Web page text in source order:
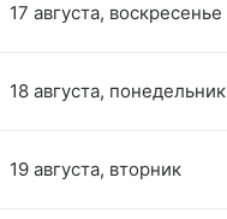
17 августа, воскресенье
18 августа, понедельник
19 августа, вторник